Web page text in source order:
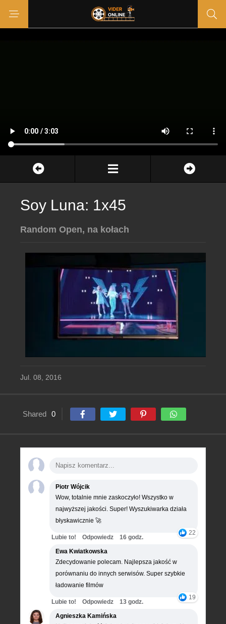
Soy Luna: 1x45
Random Open, na kołach
Jul. 08, 2016
Shared 0
Piotr Wójcik
Wow, totalnie mnie zaskoczyło! Wszystko w
najwyższej jakości. Super! Wyszukiwarka działa
błyskawicznie 🚀
22
Lubie to! Odpowiedz
16 godz.
Ewa Kwiatkowska
Zdecydowanie polecam. Najlepsza jakość w
porównaniu do innych serwisów. Super szybkie
ładowanie filmów
19
Lubie to! Odpowiedz
13 godz.
Agnieszka Kamińska